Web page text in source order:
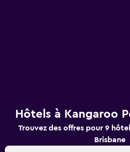
Hôtels à Kangaroo
Trouvez des offres pour 9
Brisbane